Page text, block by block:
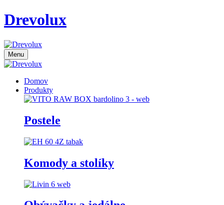
Drevolux
Menu
Domov
Produkty
Postele
Komody a stolíky